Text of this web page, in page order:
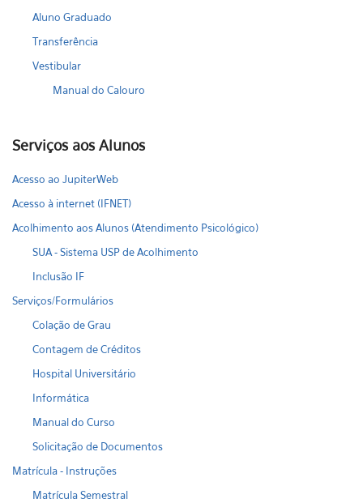
Aluno Graduado
Transferência
Vestibular
Manual do Calouro
Serviços aos Alunos
Acesso ao JupiterWeb
Acesso à internet (IFNET)
Acolhimento aos Alunos (Atendimento Psicológico)
SUA - Sistema USP de Acolhimento
Inclusão IF
Serviços/Formulários
Colação de Grau
Contagem de Créditos
Hospital Universitário
Informática
Manual do Curso
Solicitação de Documentos
Matrícula - Instruções
Matrícula Semestral